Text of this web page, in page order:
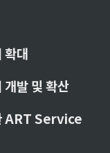
대
발 및 확산
ART Service